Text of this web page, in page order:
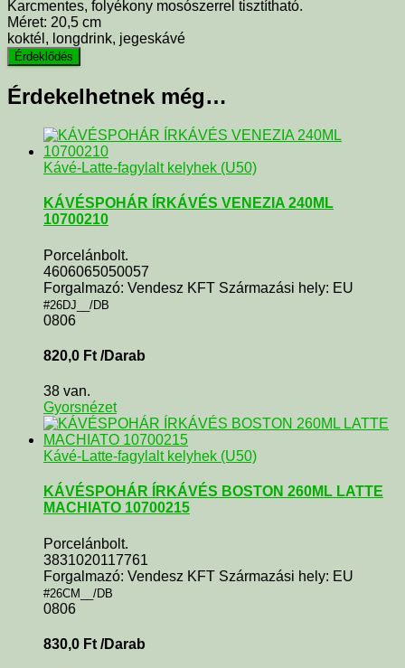
Karcmentes, folyékony mosószerrel tisztítható.
Méret: 20,5 cm
koktél, longdrink, jegeskávé
Érdekelhetnek még…
Kávé-Latte-fagylalt kelyhek (U50)
KÁVÉSPOHÁR ÍRKÁVÉS VENEZIA 240ML
10700210
Porcelánbolt.
4606065050057
Forgalmazó: Vendesz KFT Származási hely: EU
#26DJ__/DB
0806
820,0 Ft /Darab
38 van.
Gyorsnézet
Kávé-Latte-fagylalt kelyhek (U50)
KÁVÉSPOHÁR ÍRKÁVÉS BOSTON 260ML LATTE
MACHIATO 10700215
Porcelánbolt.
3831020117761
Forgalmazó: Vendesz KFT Származási hely: EU
#26CM__/DB
0806
830,0 Ft /Darab